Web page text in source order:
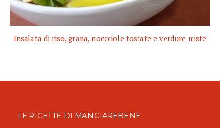
Insalata di riso, grana, noccciole tostate e verdure miste
LE RICETTE DI MANGIAREBENE